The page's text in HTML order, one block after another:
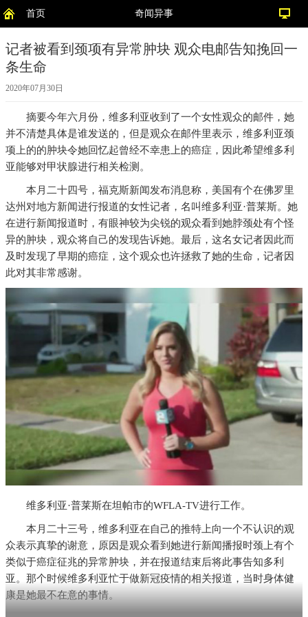
首页 奇闻异事
记者被看到颈项有异常肿块 观众电邮告知挽回一
条生命
2020年07月30日
摘要今年六月份，维多利亚收到了一个女性观众的邮件，她
并不清楚具体是谁发送的，但是观众在邮件里表示，维多利亚颈
项上的的肿块令她回忆起曾经不幸患上的癌症，因此希望维多利
亚能够对甲状腺进行相关检测。
本月二十四号，福克斯新闻发布消息称，美国有个在佛罗里
达州对地方新闻进行报道的女性记者，名叫维多利亚·普莱斯。她
在进行新闻报道时，有眼神较为尖锐的观众看到她脖颈处有个怪
异的肿块，观众将自己的发现告诉她。最后，这名女记者因此而
及时发现了早期的癌症，这个观众也许拯救了她的生命，记者因
此对其非常感谢。
维多利亚·普莱斯在坦帕市的WFLA-TV进行工作。
本月二十三号，维多利亚在自己的推特上向一个不认识的观
众表示真挚的谢意，原因是观众看到她进行新闻播报时颈上有个
类似于癌症征兆的异常肿块，并在报道结束后将此事告知多利
亚。那个时候维多利亚忙于做新冠疫情的相关报道，当时身体健
康是她最不在意的事情。